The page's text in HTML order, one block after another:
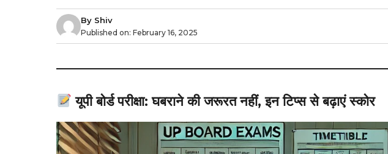
By Shiv
Published on: February 16, 2025
यूपी बोर्ड परीक्षा: घबराने की जरूरत नहीं, इन टिप्स से बढ़ाएं स्कोर